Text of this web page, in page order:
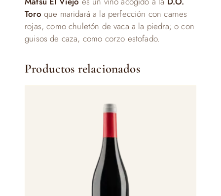
Toro que maridará a la perfección con carnes
rojas, como chuletón de vaca a la piedra; o con
guisos de caza, como corzo estofado.
Productos relacionados